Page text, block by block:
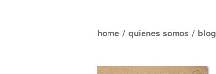
home / quiénes somos / blog